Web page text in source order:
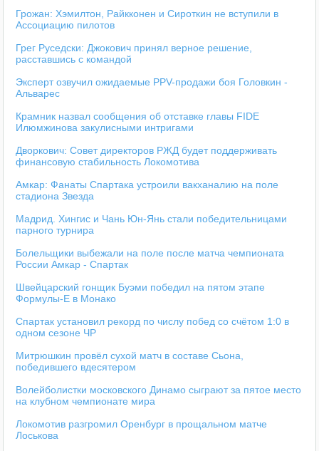
Грожан: Хэмилтон, Райкконен и Сироткин не вступили в
Ассоциацию пилотов
Грег Руседски: Джокович принял верное решение,
расставшись с командой
Эксперт озвучил ожидаемые PPV-продажи боя Головкин -
Альварес
Крамник назвал сообщения об отставке главы FIDE
Илюмжинова закулисными интригами
Дворкович: Совет директоров РЖД будет поддерживать
финансовую стабильность Локомотива
Амкар: Фанаты Спартака устроили вакханалию на поле
стадиона Звезда
Мадрид. Хингис и Чань Юн-Янь стали победительницами
парного турнира
Болельщики выбежали на поле после матча чемпионата
России Амкар - Спартак
Швейцарский гонщик Буэми победил на пятом этапе
Формулы-E в Монако
Спартак установил рекорд по числу побед со счётом 1:0 в
одном сезоне ЧР
Митрюшкин провёл сухой матч в составе Сьона,
победившего вдесятером
Волейболистки московского Динамо сыграют за пятое место
на клубном чемпионате мира
Локомотив разгромил Оренбург в прощальном матче
Лоськова